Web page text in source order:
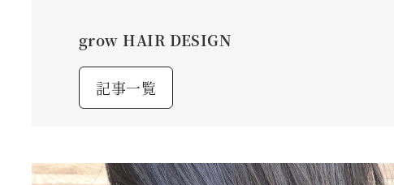
grow HAIR DESIGN
記事一覧